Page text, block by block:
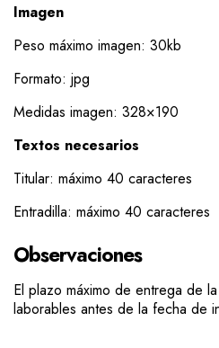
Imagen
Peso máximo imagen: 30kb
Formato: jpg
Medidas imagen: 328×190
Textos necesarios
Titular: máximo 40 caracteres
Entradilla: máximo 40 caracteres
Observaciones
El plazo máximo de entrega de
laborables antes de la fecha de